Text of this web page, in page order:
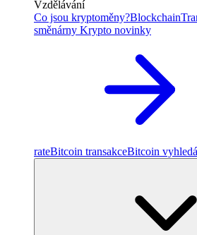
Vzdělávání
Co jsou kryptoměny?Blockchain
směnárny Krypto novinky
rateBitcoin transakceBitcoin